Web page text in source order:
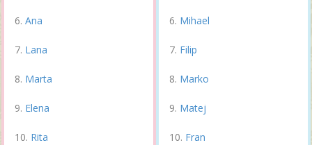
Ana
Lana
Marta
Elena
Rita
Mihael
Filip
Marko
Matej
Fran